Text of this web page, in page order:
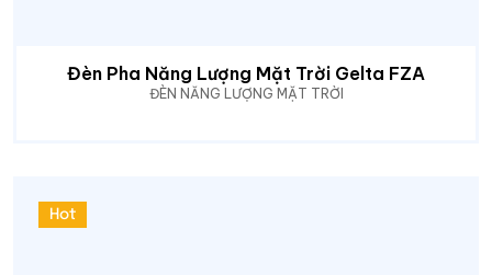
Đèn Pha Năng Lượng Mặt Trời Gelta FZA
ĐÈN NĂNG LƯỢNG MẶT TRỜI
Hot